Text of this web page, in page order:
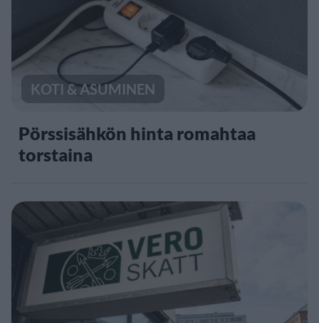
KOTI & ASUMINEN
Pörssisähkön hinta romahtaa
torstaina